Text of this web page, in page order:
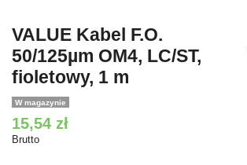
VALUE Kabel F.O.
50/125µm OM4, LC/ST,
fioletowy, 1 m
W magazynie
15,54 zł
Brutto